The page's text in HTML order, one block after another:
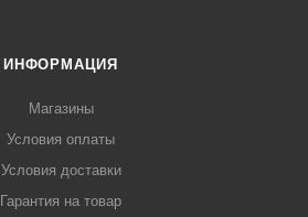
ИНФОРМАЦИЯ
Магазины
Условия оплаты
Условия доставки
Гарантия на товар